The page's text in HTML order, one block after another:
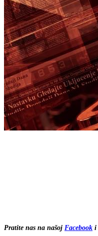
Pratite nas na našoj Facebook i